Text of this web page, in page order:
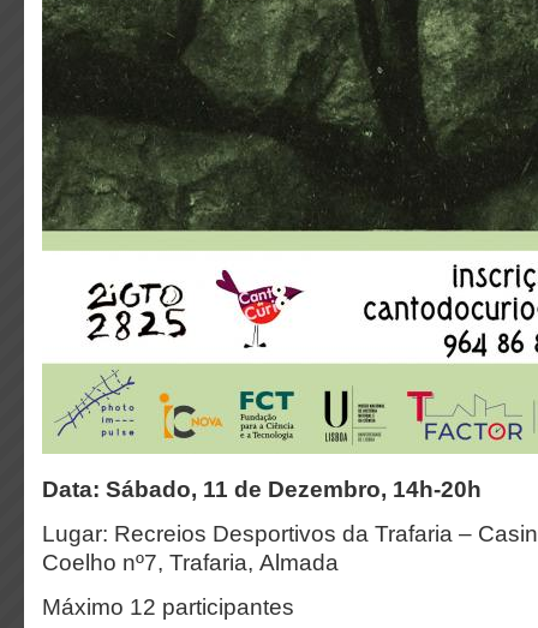
Data: Sábado, 11 de Dezembro, 14h-20h
Lugar: Recreios Desportivos da Trafaria –
Coelho nº7, Trafaria, Almada
Máximo 12 participantes